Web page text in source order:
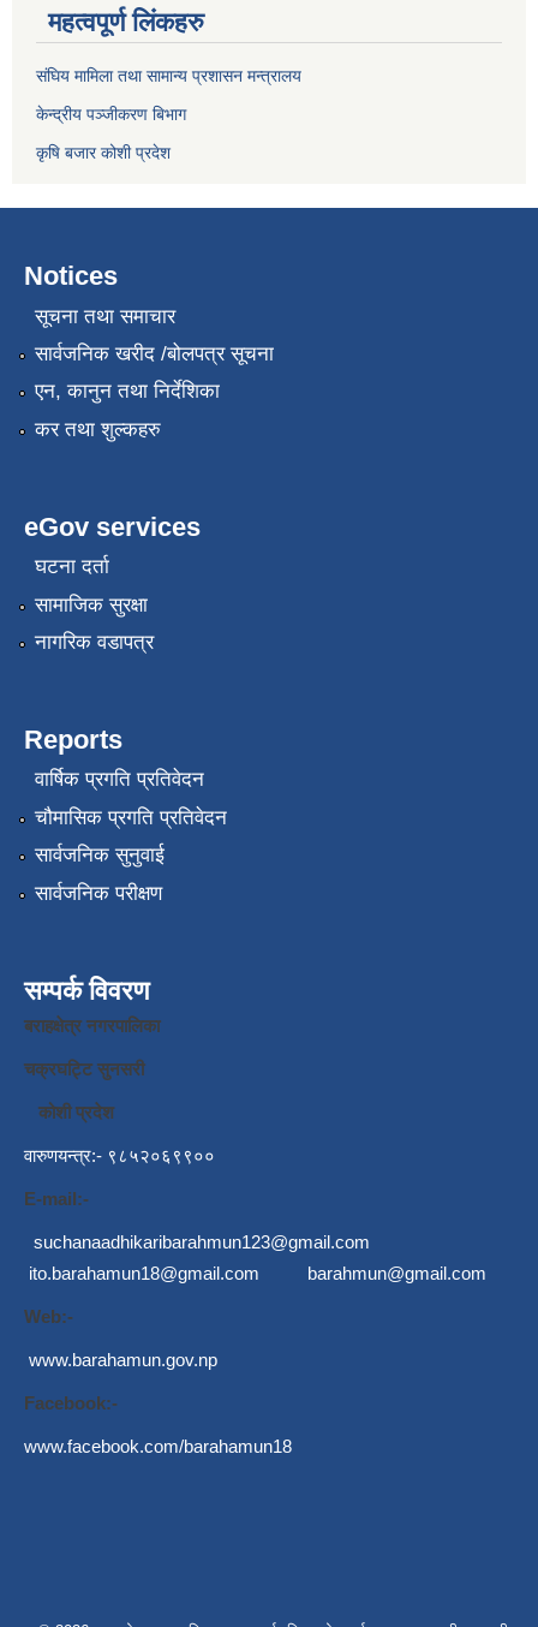
महत्वपूर्ण लिंकहरु
संघिय मामिला तथा सामान्य प्रशासन मन्त्रालय
केन्द्रीय पञ्जीकरण बिभाग
कृषि बजार कोशी प्रदेश
Notices
सूचना तथा समाचार
सार्वजनिक खरीद /बोलपत्र सूचना
एन, कानुन तथा निर्देशिका
कर तथा शुल्कहरु
eGov services
घटना दर्ता
सामाजिक सुरक्षा
नागरिक वडापत्र
Reports
वार्षिक प्रगति प्रतिवेदन
चौमासिक प्रगति प्रतिवेदन
सार्वजनिक सुनुवाई
सार्वजनिक परीक्षण
सम्पर्क विवरण
बराहक्षेत्र नगरपालिका
चक्रघट्टि सुनसरी
कोशी प्रदेश
वारुणयन्त्र:- ९८५२०६९९००
E-mail:-
suchanaadhikaribarahmun123@gmail.com
ito.barahamun18@gmail.com
barahmun@gmail.com
Web:-
www.barahamun.gov.np
Facebook:-
www.facebook.com/barahamun18